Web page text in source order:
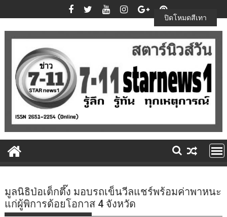
to
content
มูลนิธิป่อเต็กตึ๊ง มอบรถเข็นวีลแชร์พร้อมค่าพาหนะ
แก่ผู้พิการด้อยโอกาส 4 จังหวัด
ปิดโหมดสีเทา